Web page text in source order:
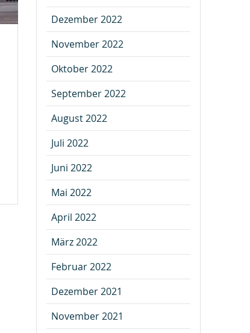
Dezember 2022
November 2022
Oktober 2022
September 2022
August 2022
Juli 2022
Juni 2022
Mai 2022
April 2022
März 2022
Februar 2022
Dezember 2021
November 2021